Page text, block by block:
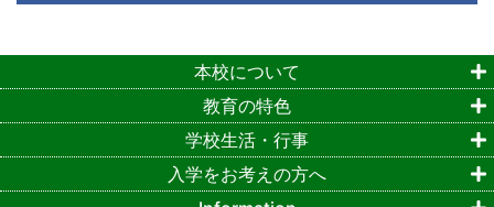
本校について
教育の特色
学校生活・行事
入学をお考えの方へ